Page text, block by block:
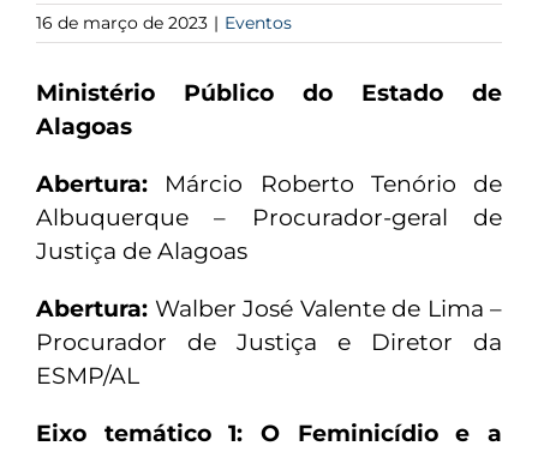
16 de março de 2023 | Eventos
Ministério Público do Estado de
Alagoas
Abertura: Márcio Roberto Tenório de
Albuquerque – Procurador-geral de
Justiça de Alagoas
Abertura: Walber José Valente de Lima –
Procurador de Justiça e Diretor da
ESMP/AL
Eixo temático 1: O Feminicídio e a